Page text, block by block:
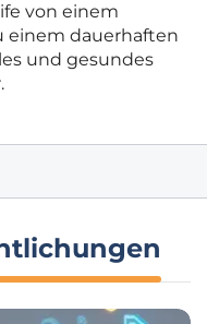
von einem
einem dauerhaften
und gesundes